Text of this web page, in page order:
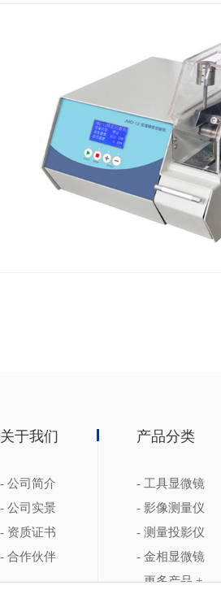
关于我们
- 公司简介
- 公司实景
- 资质证书
- 合作伙伴
产品分类
- 工具显微镜
- 影像测量仪
- 测量投影仪
- 金相显微镜
- 更多产品 +